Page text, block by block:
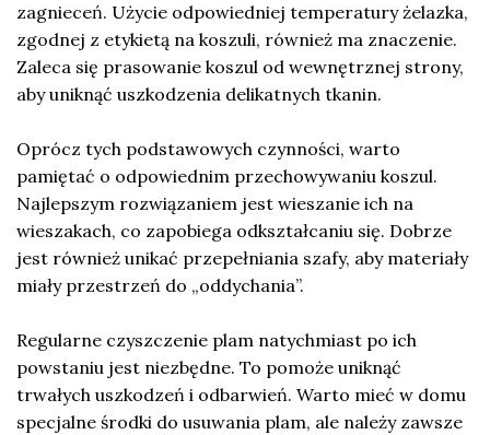
zagnieceń. Użycie odpowiedniej temperatury żelazka,
zgodnej z etykietą na koszuli, również ma znaczenie.
Zaleca się prasowanie koszul od wewnętrznej strony,
aby uniknąć uszkodzenia delikatnych tkanin.
Oprócz tych podstawowych czynności, warto
pamiętać o odpowiednim przechowywaniu koszul.
Najlepszym rozwiązaniem jest wieszanie ich na
wieszakach, co zapobiega odkształcaniu się. Dobrze
jest również unikać przepełniania szafy, aby materiały
miały przestrzeń do „oddychania”.
Regularne czyszczenie plam natychmiast po ich
powstaniu jest niezbędne. To pomoże uniknąć
trwałych uszkodzeń i odbarwień. Warto mieć w domu
specjalne środki do usuwania plam, ale należy zawsze